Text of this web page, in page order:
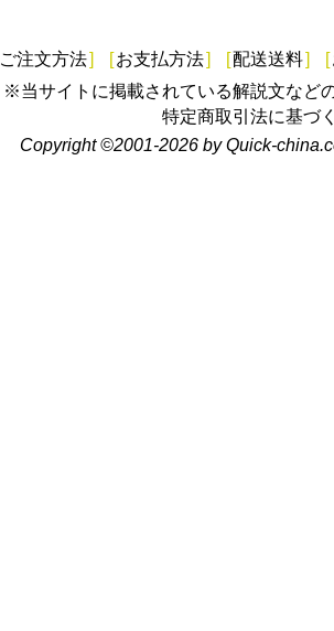
ご注文方法] [お支払方法] [配送送料] [
※当サイトに掲載されている解説文など
特定商取引法に基づ
Copyright ©2001-2026 by Quick-